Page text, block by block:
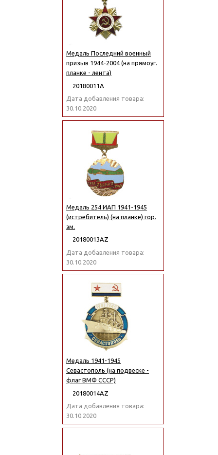
Медаль Последний военный
призыв 1944-2004 (на прямоуг.
планке - лента)
20180011А
Дата добавления товара:
30.10.2020
Медаль 254 ИАП 1941-1945
(истребитель) (на планке) гор.
эм.
20180013АZ
Дата добавления товара:
30.10.2020
Медаль 1941-1945
Севастополь (на подвеске -
флаг ВМФ СССР)
20180014АZ
Дата добавления товара:
30.10.2020